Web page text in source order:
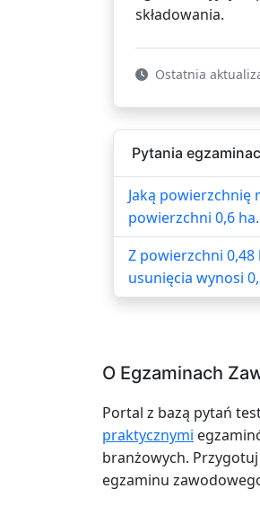
składowania.
Ostatnia
Pytania
Jaką powierzchnię
powierzchni 0,6
Z powierzchni
usunięcia wynosi
O Egzaminach
Portal z bazą pytań
praktycznymi
branżowych.
egzaminu